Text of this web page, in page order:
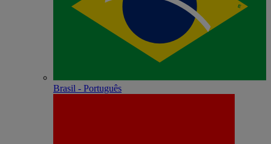
Brasil - Português